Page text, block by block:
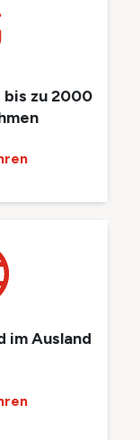
bis zu 2000
im Ausland